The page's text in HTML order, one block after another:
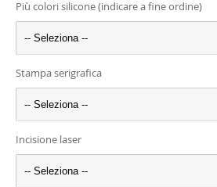
Più colori silicone (indicare a fine ordine)
-- Seleziona --
Stampa serigrafica
-- Seleziona --
Incisione laser
-- Seleziona --